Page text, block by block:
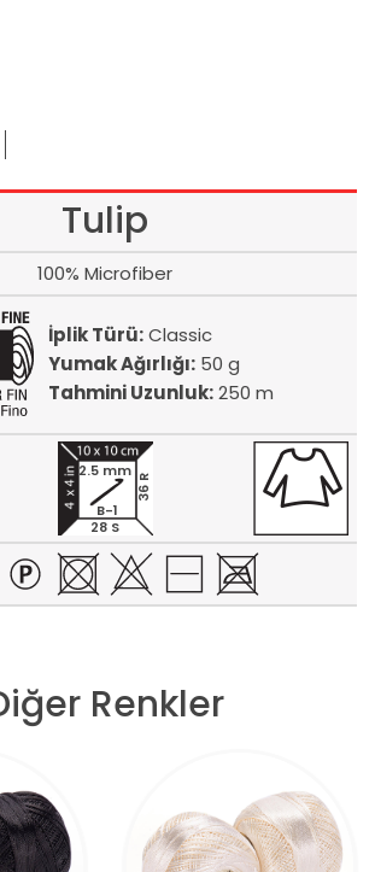
Tulip
100% Microfiber
İplik Türü:Classic
Yumak Ağırlığı:50 g
Tahmini Uzunluk:250 m
28 S
36 R
2.5 mm
B-1
Renkler